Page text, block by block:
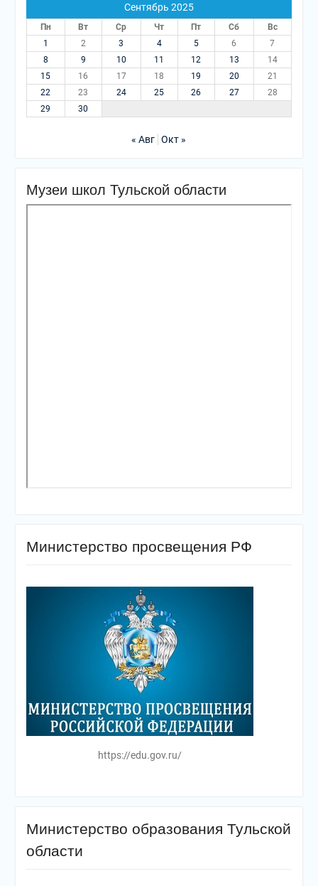
Сентябрь 2025
Пн Вт Ср Чт Пт Сб
Вс
1
2 3 4 5 6
7
8
9 10 11 12 13
14
15
16 17 18 19 20
21
22
23 24 25 26 27
28
29
30
« Авг Окт »
Музеи школ Тульской области
Министерство просвещения РФ
https://edu.gov.ru/
Министерство образования Тульской
области